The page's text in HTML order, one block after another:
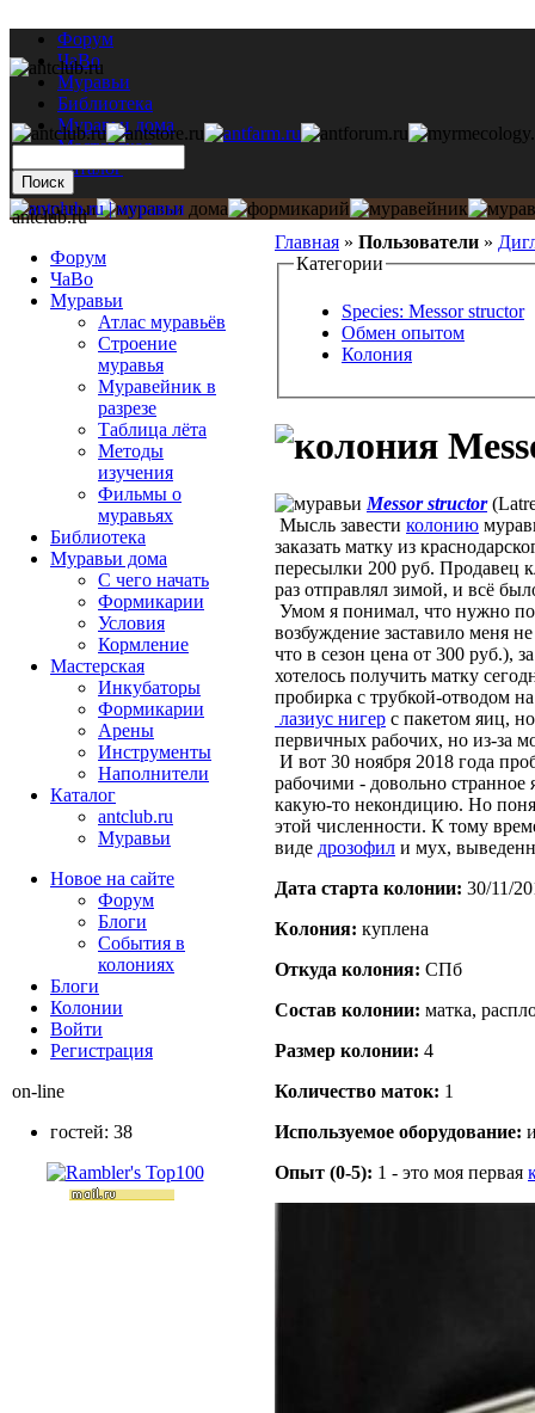
Форум
ЧаВо
Муравьи
Библиотека
Муравьи дома
Мастерская
Каталог
Главная » Пользователи »
Категории
Species: Messor structor
Обмен опытом
Колония
Messor structor
Мысль завести колонию
заказать матку из
пересылки 200 руб. Продавец
раз отправлял зимой, и всё
Умом я понимал, что нужно
возбуждение заставило меня
что в сезон цена от 300 руб.),
хотелось получить матку
пробирка с трубкой-отводом
лазиус нигер с пакетом яиц,
первичных рабочих, но из-за
И вот 30 ноября 2018 года
рабочими - довольно странное
какую-то некондицию. Но
этой численности. К тому
виде дрозофил и мух,
Дата старта кoлонии: 30/11/
Кoлония: куплена
Откуда кoлония: СПб
Состав кoлонии: матка,
Размер кoлонии: 4
Количество маток: 1
Используемое оборудование:
Опыт (0-5): 1 - это моя первая
antclub.ru
Форум
ЧаВо
Муравьи
Атлас муравьёв
Строение
муравья
Муравейник в
разрезе
Таблица лёта
Методы
изучения
Фильмы о
муравьях
Библиотека
Муравьи дома
С чего начать
Формикарии
Условия
Кормление
Мастерская
Инкубаторы
Формикарии
Арены
Инструменты
Наполнители
Каталог
antclub.ru
Муравьи
Новое на сайте
Форум
Блоги
События в
колониях
Блоги
Колонии
Войти
Peгиcтpaция
on-line
гостей: 38